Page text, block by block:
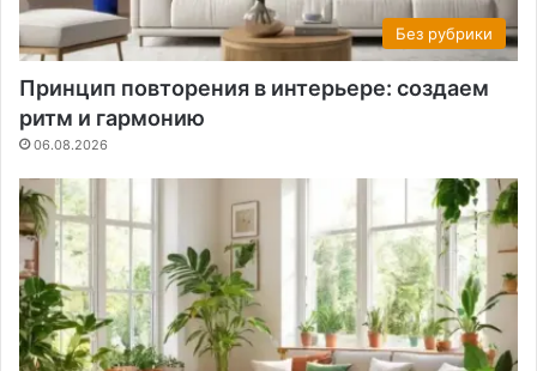
Без рубрики
Принцип повторения в интерьере: создаем
ритм и гармонию
06.08.2026